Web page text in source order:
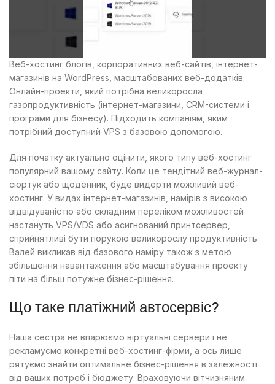
Веб-хостинг блогів, корпоративних веб-сайтів, інтернет-
магазинів на WordPress, масштабованих веб-додатків.
Онлайн-проекти, який потрібна великоросла
газопродуктивність (інтернет-магазини, CRM-системи і
програми для бізнесу). Підходить компаніям, яким
потрібний доступний VPS з базовою допомогою.
Для початку актуально оцінити, якого типу веб-хостинг
популярний вашому сайту. Коли це тендітний веб-журнал-
сюртук або щоденник, буде видерти можливий веб-
хостинг. У видах інтернет-магазинів, намірів з високою
відвідуваністю або складним переліком можливостей
настануть VPS/VDS або асигнований принтсервер,
сприйнятливі бути порукою великорослу продуктивність.
Валей викликав від базового наміру також з метою
збільшення навантаження або масштабування проекту
піти на більш потужне бізнес-рішення.
Що таке платіжний автосервіс?
Наша сестра не впарюємо віртуальні сервери і не
рекламуємо конкретні веб-хостинг-фірми, а ось лише
рятуємо знайти оптимальне бізнес-рішення в залежності
від ваших потреб і бюджету. Враховуючи вітчизняним